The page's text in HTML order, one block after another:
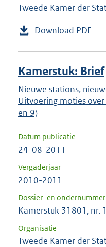
Tweede Kamer der
Download PDF
Kamerstuk: Brief
Nieuwe stations,
Uitvoering moties
en 9)
Datum publicatie
24-08-2011
Vergaderjaar
2010-2011
Dossier- en ondernummer
Kamerstuk 31801, nr.
Organisatie
Tweede Kamer der